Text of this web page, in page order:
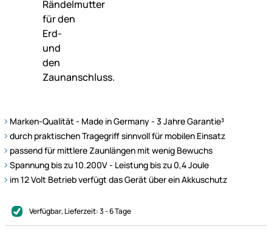
Marken-Qualität - Made in Germany - 3 Jahre Garantie³
durch praktischen Tragegriff sinnvoll für mobilen Einsatz
passend für mittlere Zaunlängen mit wenig Bewuchs
Spannung bis zu 10.200V - Leistung bis zu 0,4 Joule
im 12 Volt Betrieb verfügt das Gerät über ein Akkuschutz
Verfügbar, Lieferzeit:3 - 6 Tage